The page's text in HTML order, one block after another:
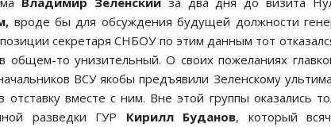
вроде бы для обсуждения будущей должности
секретаря СНБОУ по этим данным тот
общем-то унизительный. О своих пожеланиях
ВСУ якобы предъявили Зеленскому
вместе с ним. Вне этой группы оказались
разведки ГУР Кирилл Буданов, который